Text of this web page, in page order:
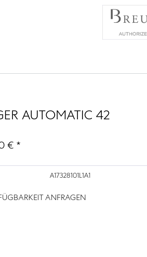
AUTOMATIC 42
€ *
A17328101L1A1
ANFRAGEN